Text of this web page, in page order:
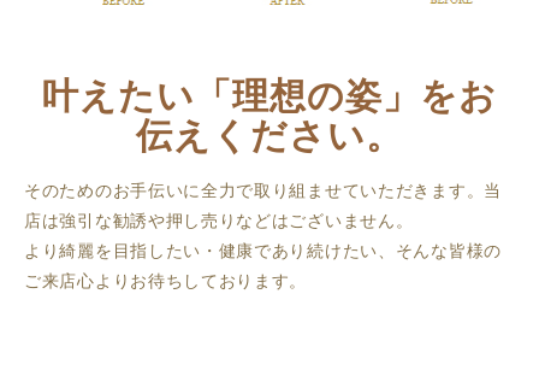
叶えたい「理想の姿」をお
伝えください。
そのためのお手伝いに全力で取り組ませていただきます。当
店は強引な勧誘や押し売りなどはございません。
より綺麗を目指したい・健康であり続けたい、そんな皆様の
ご来店心よりお待ちしております。